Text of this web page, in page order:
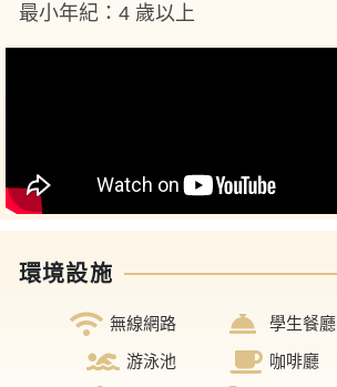
最小年紀：4 歲以上
環境設施
無線網路
學生餐廳
游泳池
咖啡廳